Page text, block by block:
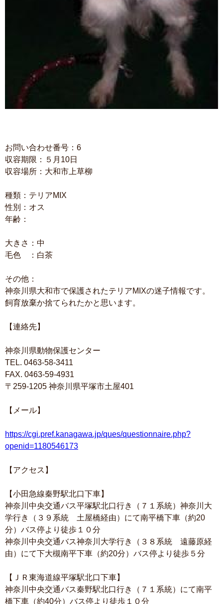
お問い合わせ番号：6
収容期限：５月10日
収容場所：大和市上草柳
種類：テリアMIX
性別：オス
年齢：
大きさ：中
毛色 ：白茶
その他：
神奈川県大和市で保護されたテリアMIXの迷子情報です。
飼育放棄か捨てられたかと思います。
【連絡先】
神奈川県動物保護センター
TEL. 0463-58-3411
FAX. 0463-59-4931
〒259-1205 神奈川県平塚市土屋401
【メール】
https://cgi.pref.kanagawa.jp/ques/questionnaire.php?
openid=1180546173
【アクセス】
【小田急線秦野駅北口下車】
神奈川中央交通バス平塚駅北口行き（７１系統）神奈川大
学行き（３９系統 土屋橋経由）にて南平橋下車（約20
分）バス停より徒歩１０分
神奈川中央交通バス神奈川大学行き（３８系統 遠藤原経
由）にて下大槻南平下車（約20分）バス停より徒歩５分
【ＪＲ東海道線平塚駅北口下車】
神奈川中央交通バス秦野駅北口行き（７１系統）にて南平
橋下車（約40分）バス停より徒歩１０分